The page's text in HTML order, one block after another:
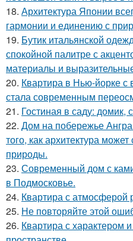
18. Архитектура Японии
гармонии и единению с
19. Бутик итальянской
спокойной палитре с
материалы и
20. Квартира в Нью-йорке с
стала современным
21. Гостиная в саду:
22. Дом на побережье
того, как архитектура
природы.
23. Современный дом с
в Подмосковье.
24. Квартира с атмосферой
25. Не повторяйте этой
26. Квартира с характером